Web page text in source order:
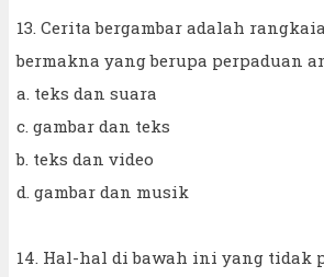
13. Cerita bergambar adalah
bermakna yang berupa perpaduan
a. teks dan suara
c. gambar dan teks
b. teks dan video
d. gambar dan musik
14. Hal-hal di bawah ini yang tidak